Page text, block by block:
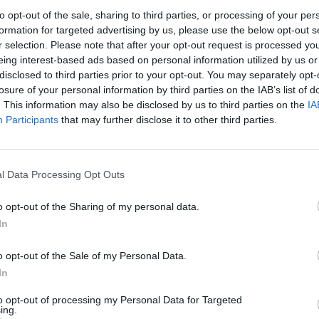
opt-out of the sale, sharing to third parties, or processing of your
for targeted advertising by us, please use the below opt-out
selection. Please note that after your opt-out request is processed
interest-based ads based on personal information utilized by us
to third parties prior to your opt-out. You may separately
of your personal information by third parties on the IAB’s list of
This information may also be disclosed by us to third parties on the
Participants that may further disclose it to other third parties.
Data Processing Opt Outs
opt-out of the Sharing of my personal data.
opt-out of the Sale of my Personal Data.
opt-out of processing my Personal Data for Targeted
é um exemplo do que queremos que seja o ecossistema de
de integração e relacionamento entre os serviços e com os
um passo histórico que representa uma significativa mudança na
se relacionam com a comunidade, focando-se em três
um novo um passo com o lançamento da segunda fase deste
revelou Carlos Zorrinho, “o foco está inteiramente na
da sua casa ou do seu gabinete, submeter os pedidos